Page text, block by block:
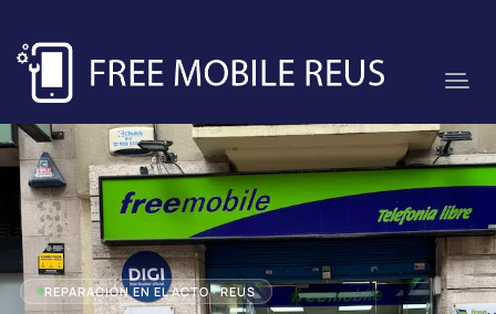
REPARACIÓN EN EL ACTO · REUS